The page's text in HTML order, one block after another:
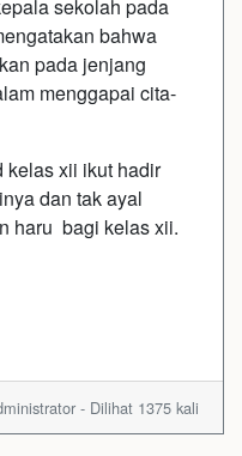
sekolah pada
bahwa
pada jenjang
menggapai cita-
kelas xii ikut hadir
dan tak ayal
haru bagi kelas xii.
- Dilihat 1375 kali